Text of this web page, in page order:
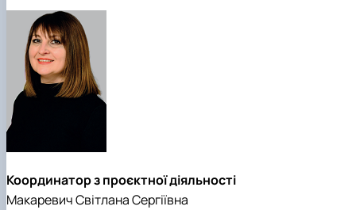
Координатор з проєктної діяльності
Макаревич Світлана Сергіївна